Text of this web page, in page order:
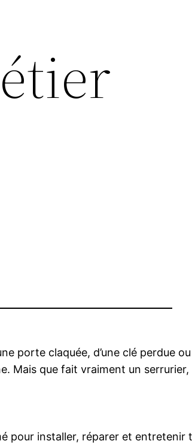
porte claquée, d’une clé perdue ou
Mais que fait vraiment un serrurier,
pour installer, réparer et entretenir